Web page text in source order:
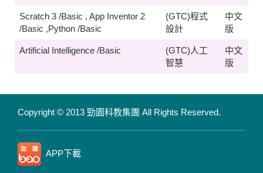
Scratch 3 /Basic , App Inventor 2
/Basic ,Python /Basic
(GTC)程式
設計
中文
版
Artificial Intelligence /Basic
(GTC)人工
智慧
中文
版
Copyright © 2013 勁園科教集團 All Rights Reserved.
APP下載